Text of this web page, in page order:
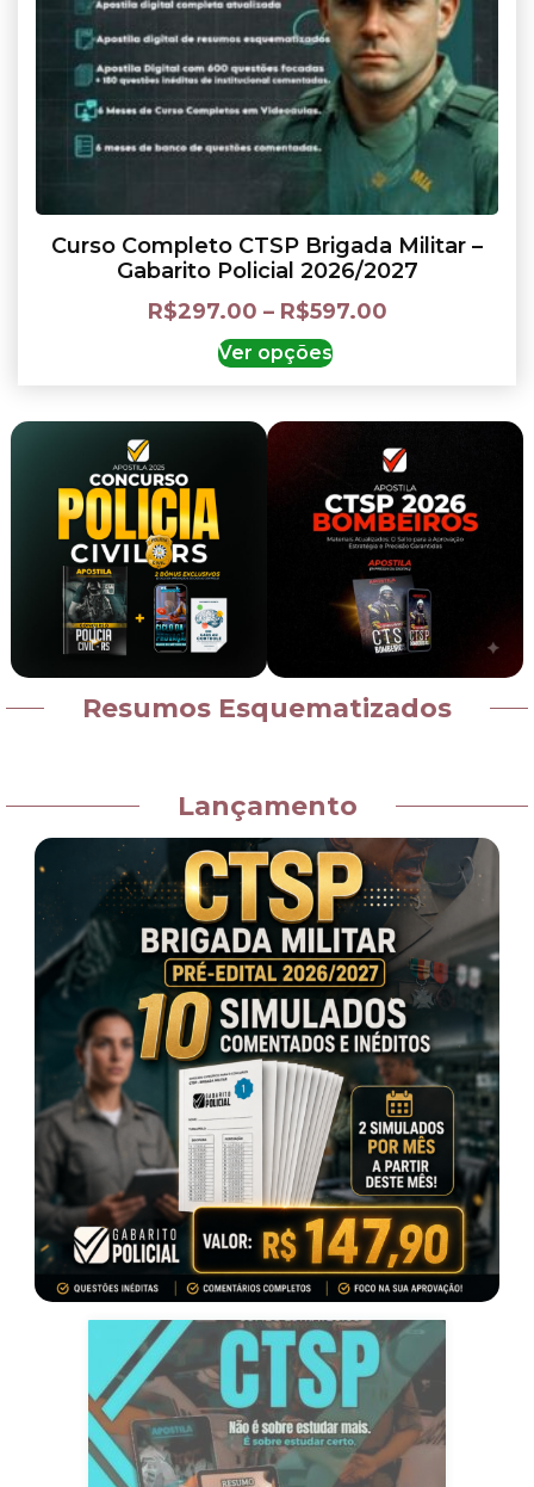
Curso Completo CTSP Brigada Militar –
Gabarito Policial 2026/2027
R$297.00 – R$597.00
Ver opções
Resumos Esquematizados
Lançamento